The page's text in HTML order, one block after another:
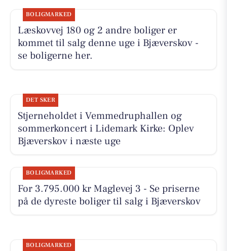
BOLIGMARKED
Læskovvej 180 og 2 andre boliger er
kommet til salg denne uge i Bjæverskov -
se boligerne her.
DET SKER
Stjerneholdet i Vemmedruphallen og
sommerkoncert i Lidemark Kirke: Oplev
Bjæverskov i næste uge
BOLIGMARKED
For 3.795.000 kr Maglevej 3 - Se priserne
på de dyreste boliger til salg i Bjæverskov
BOLIGMARKED